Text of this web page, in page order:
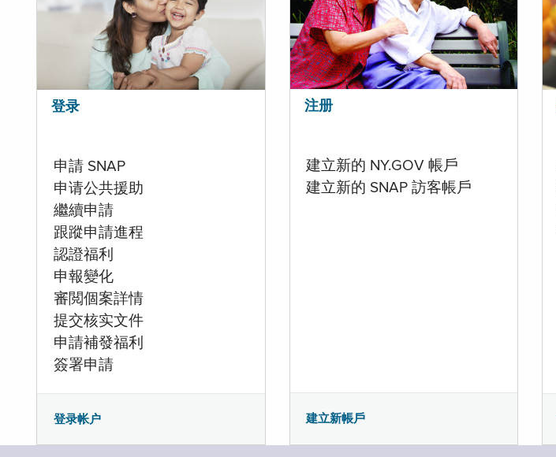
登录
申請 SNAP
申请公共援助
繼續申請
跟蹤申請進程
認證福利
申報變化
審閲個案詳情
提交核实文件
申請補發福利
簽署申請
登录帐户
注册
建立新的 NY.GOV 帳戶
建立新的 SNAP 訪客帳戶
建立新帳戶